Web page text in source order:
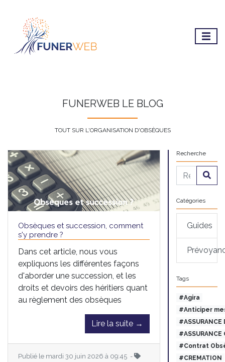
FUNERWEB LE BLOG
TOUT SUR L'ORGANISATION D'OBSÈQUES
Obsèques et succession, comment
s'y prendre ?
Dans cet article, nous vous
expliquons les différentes façons
d'aborder une succession, et les
droits et devoirs des héritiers quant
au règlement des obsèques
Lire la suite →
Publié le mardi 30 juin 2026 à 09:45 -
Recherche
Catégories
Guides
Tags
#Agira
#Anticiper
#ASSURANCE
#ASSURANCE
#Contrat
#CREMATION